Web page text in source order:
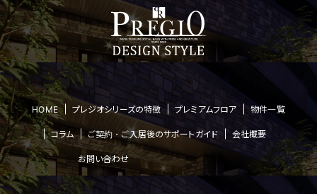
HOME プレジオシリーズの特徴 プレミアムフロア 物件一覧
コラム ご契約・ご入居後のサポートガイド 会社概要
お問い合わせ